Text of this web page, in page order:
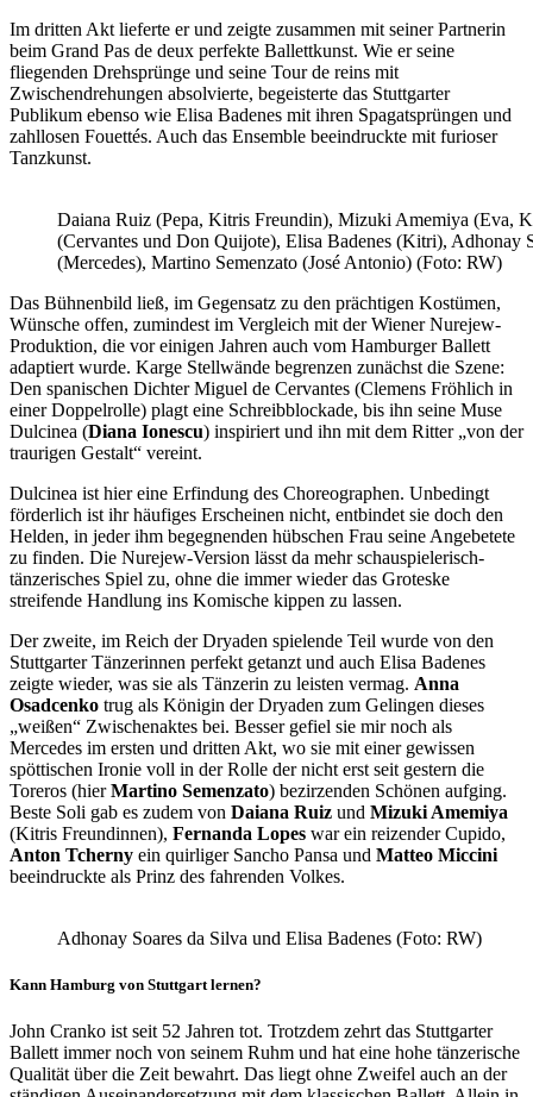
Im dritten Akt lieferte er und zeigte zusammen mit seiner Partnerin
beim Grand Pas de deux perfekte Ballettkunst. Wie er seine
fliegenden Drehsprünge und seine Tour de reins mit
Zwischendrehungen absolvierte, begeisterte das Stuttgarter
Publikum ebenso wie Elisa Badenes mit ihren Spagatsprüngen und
zahllosen Fouettés. Auch das Ensemble beeindruckte mit furioser
Tanzkunst.
Daiana Ruiz (Pepa, Kitris Freundin), Mizuki Amemiya (Eva,
(Cervantes und Don Quijote), Elisa Badenes (Kitri), Adhonay
(Mercedes), Martino Semenzato (José Antonio) (Foto: RW)
Das Bühnenbild ließ, im Gegensatz zu den prächtigen Kostümen,
Wünsche offen, zumindest im Vergleich mit der Wiener Nurejew-
Produktion, die vor einigen Jahren auch vom Hamburger Ballett
adaptiert wurde. Karge Stellwände begrenzen zunächst die Szene:
Den spanischen Dichter Miguel de Cervantes (Clemens Fröhlich in
einer Doppelrolle) plagt eine Schreibblockade, bis ihn seine Muse
Dulcinea (Diana Ionescu) inspiriert und ihn mit dem Ritter „von der
traurigen Gestalt“ vereint.
Dulcinea ist hier eine Erfindung des Choreographen. Unbedingt
förderlich ist ihr häufiges Erscheinen nicht, entbindet sie doch den
Helden, in jeder ihm begegnenden hübschen Frau seine Angebetete
zu finden. Die Nurejew-Version lässt da mehr schauspielerisch-
tänzerisches Spiel zu, ohne die immer wieder das Groteske
streifende Handlung ins Komische kippen zu lassen.
Der zweite, im Reich der Dryaden spielende Teil wurde von den
Stuttgarter Tänzerinnen perfekt getanzt und auch Elisa Badenes
zeigte wieder, was sie als Tänzerin zu leisten vermag. Anna
Osadcenko trug als Königin der Dryaden zum Gelingen dieses
„weißen“ Zwischenaktes bei. Besser gefiel sie mir noch als
Mercedes im ersten und dritten Akt, wo sie mit einer gewissen
spöttischen Ironie voll in der Rolle der nicht erst seit gestern die
Toreros (hierMartino Semenzato) bezirzenden Schönen aufging.
Beste Soli gab es zudem von Daiana Ruiz und Mizuki Amemiya
(Kitris Freundinnen), Fernanda Lopes war ein reizender Cupido,
Anton Tcherny ein quirliger Sancho Pansa und Matteo Miccini
beeindruckte als Prinz des fahrenden Volkes.
Adhonay Soares da Silva und Elisa Badenes (Foto: RW)
Kann Hamburg von Stuttgart lernen?
John Cranko ist seit 52 Jahren tot. Trotzdem zehrt das Stuttgarter
Ballett immer noch von seinem Ruhm und hat eine hohe tänzerische
Qualität über die Zeit bewahrt. Das liegt ohne Zweifel auch an der